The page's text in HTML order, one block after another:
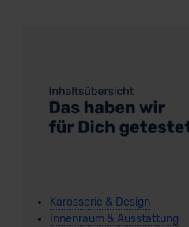
Karosserie & Design
Innenraum & Ausstattung